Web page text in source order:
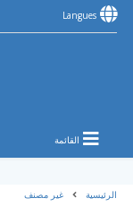
Langues
القائمة
الرئيسية غير مصنف